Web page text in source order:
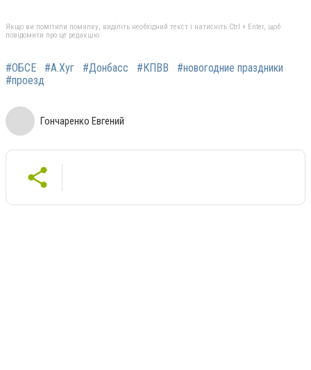
Якщо ви помітили помилку, виділіть необхідний текст і натисніть Ctrl + Enter, щоб
повідомити про це редакцію
#ОБСЕ #А.Хуг #Донбасс #КПВВ
#новогодние праздники
#проезд
Гончаренко Евгений